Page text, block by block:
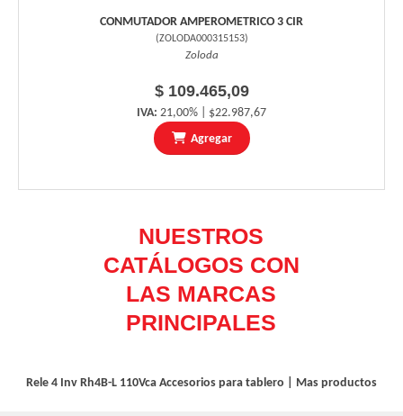
CONMUTADOR AMPEROMETRICO 3 CIR
(ZOLODA000315153)
Zoloda
$ 109.465,09
IVA: 21,00% | $22.987,67
Agregar
Rele 4 Inv Rh4B-L 110Vca Accesorios para tablero Mas productos